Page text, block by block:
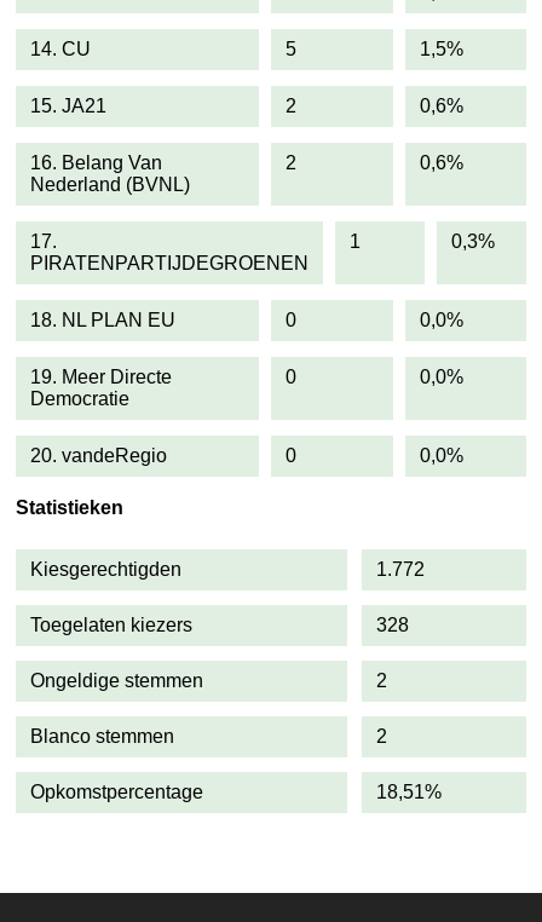
14. CU 5 1,5%
15. JA21 2 0,6%
16. Belang Van
Nederland (BVNL)
2 0,6%
17.
PIRATENPARTIJDEGROENEN
1 0,3%
18. NL PLAN EU 0 0,0%
19. Meer Directe
Democratie
0 0,0%
20. vandeRegio 0 0,0%
Statistieken
Kiesgerechtigden 1.772
Toegelaten kiezers 328
Ongeldige stemmen 2
Blanco stemmen 2
Opkomstpercentage 18,51%